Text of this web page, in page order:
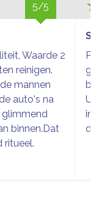
5/5
Waarde 2
reinigen.
mannen
auto's na
glimmend
binnen.Dat
ritueel.
de